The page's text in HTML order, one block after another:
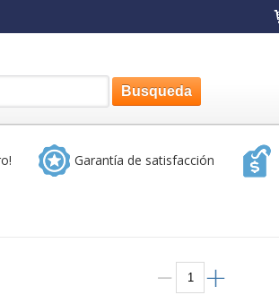
Garantía de satisfacción